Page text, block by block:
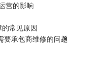
营的影响
常见原因
承包商维修的问题